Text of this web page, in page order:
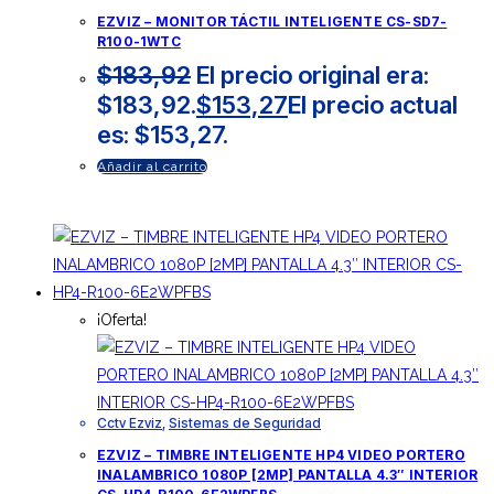
EZVIZ – MONITOR TÁCTIL INTELIGENTE CS-SD7-
R100-1WTC
$183,92 El precio original era:
$183,92.$153,27El precio actual
es: $153,27.
Añadir al carrito
¡Oferta!
Cctv Ezviz, Sistemas de Seguridad
EZVIZ – TIMBRE INTELIGENTE HP4 VIDEO PORTERO
INALAMBRICO 1080P [2MP] PANTALLA 4.3″ INTERIOR